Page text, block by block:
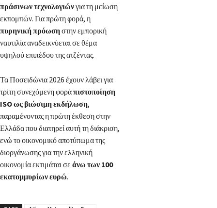
πράσινων τεχνολογιώνγια τη μείωση
εκπομπών. Για πρώτη φορά, η
πυρηνική πρόωσηστην εμπορική
ναυτιλία αναδεικνύεται σε θέμα
υψηλού επιπέδου της ατζέντας.
Τα Ποσειδώνια 2026 έχουν λάβει για
τρίτη συνεχόμενη φοράπιστοποίηση
ISO ως βιώσιμη εκδήλωση,
παραμένοντας η πρώτη έκθεση στην
Ελλάδα που διατηρεί αυτή τη διάκριση,
ενώ το οικονομικό αποτύπωμα της
διοργάνωσης για την ελληνική
οικονομία εκτιμάται σε άνω των 100
εκατομμυρίων ευρώ.